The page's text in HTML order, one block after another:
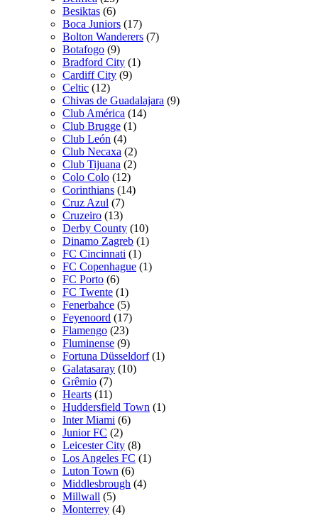
Besiktas (6)
Boca Juniors (17)
Bolton Wanderers (7)
Botafogo (9)
Bradford City (1)
Cardiff City (9)
Celtic (12)
Chivas de Guadalajara (9)
Club América (14)
Club Brugge (1)
Club León (4)
Club Necaxa (2)
Club Tijuana (2)
Colo Colo (12)
Corinthians (14)
Cruz Azul (7)
Cruzeiro (13)
Derby County (10)
Dinamo Zagreb (1)
FC Cincinnati (1)
FC Copenhague (1)
FC Porto (6)
FC Twente (1)
Fenerbahce (5)
Feyenoord (17)
Flamengo (23)
Fluminense (9)
Fortuna Düsseldorf (1)
Galatasaray (10)
Grêmio (7)
Hearts (11)
Huddersfield Town (1)
Inter Miami (6)
Junior FC (2)
Leicester City (8)
Los Angeles FC (1)
Luton Town (6)
Middlesbrough (4)
Millwall (5)
Monterrey (4)